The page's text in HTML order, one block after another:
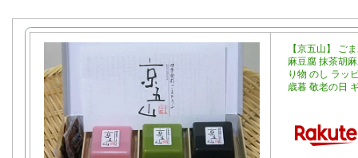
【京五山】 ご
麻豆腐 抹茶胡
り物 のし ラッ
歳暮 敬老の日